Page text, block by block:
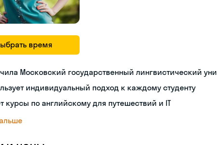
время
Московский государственный лингвистический
индивидуальный подход к каждому студенту
курсы по английскому для путешествий и IT